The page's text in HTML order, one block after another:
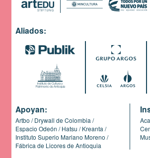
Aliados:
Apoyan:
Artbo
Drywall de Colombia
Espacio Odeón
Hatsu
Kreanta
Instituto Superio Mariano Moreno
Fábrica de Licores de Antioquia